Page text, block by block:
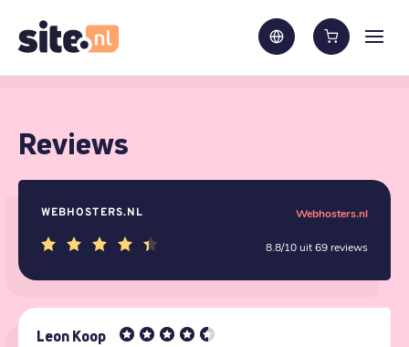
Reviews
WEBHOSTERS.NL Webhosters.nl
8.8/10 uit 69 reviews
Leon Koop